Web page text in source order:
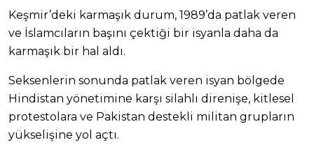
Keşmir’deki karmaşık durum, 1989’da patlak veren
ve İslamcıların başını çektiği bir isyanla daha da
karmaşık bir hal aldı.
Seksenlerin sonunda patlak veren isyan bölgede
Hindistan yönetimine karşı silahlı direnişe, kitlesel
protestolara ve Pakistan destekli militan grupların
yükselişine yol açtı.